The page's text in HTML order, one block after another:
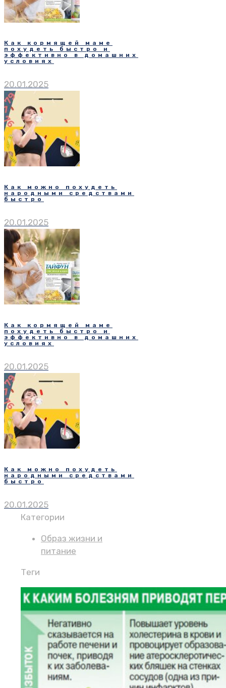
Как кормящей маме
похудеть быстро и
эффективно в домашних
условиях
20.01.2025
Как можно похудеть
народными средствами
быстро
20.01.2025
Как кормящей маме
похудеть быстро и
эффективно в домашних
условиях
20.01.2025
Как можно похудеть
народными средствами
быстро
20.01.2025
Категории
Образ жизни и
питание
Теги